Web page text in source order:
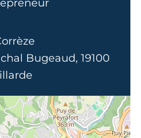
Bugeaud, 19100